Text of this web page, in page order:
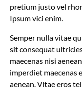
pretium justo vel
Ipsum vici enim.
Semper nulla vitae
sit consequat
maecenas nisi
imperdiet maecenas
aenean. Vitae eros